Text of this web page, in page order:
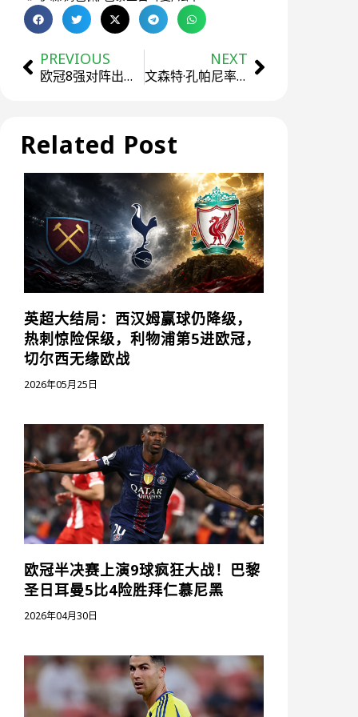
PREVIOUS
欧冠8强对阵出炉！豪门厮杀一触即发 – 谁将问鼎欧洲之巅？
NEXT
文森特·孔帕尼率队在欧冠创34年新纪录！比利时名帅引领球队刷新历史里程碑
Related Post
英超大结局：西汉姆赢球仍降级，
热刺惊险保级，利物浦第5进欧冠，
切尔西无缘欧战
2026年05月25日
欧冠半决赛上演9球疯狂大战！巴黎
圣日耳曼5比4险胜拜仁慕尼黑
2026年04月30日